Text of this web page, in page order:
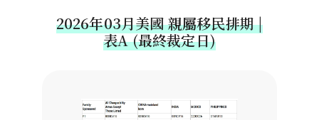
2026年03月美國 親屬移民排期 |
表A (最終裁定日)